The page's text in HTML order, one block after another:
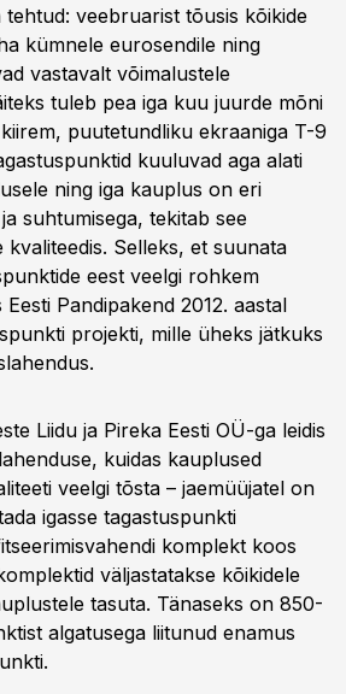
veebruarist tõusis kõikide
kümnele eurosendile ning
vastavalt võimalustele
tuleb pea iga kuu juurde mõni
puutetundliku ekraaniga T-9
kuuluvad aga alati
ning iga kauplus on eri
suhtumisega, tekitab see
kvaliteedis. Selleks, et suunata
eest veelgi rohkem
Pandipakend 2012. aastal
projekti, mille üheks jätkuks
Liidu ja Pireka Eesti OÜ-ga leidis
kuidas kauplused
veelgi tõsta – jaemüüjatel on
igasse tagastuspunkti
komplekt koos
väljastatakse kõikidele
tasuta. Tänaseks on 850-
algatusega liitunud enamus